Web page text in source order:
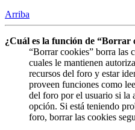
Arriba
¿Cuál es la función de “Borrar
“Borrar cookies” borra las
cuales le mantienen
recursos del foro y estar
proveen funciones como
del foro por el usuario si la
opción. Si está teniendo
foro, borrar las cookies